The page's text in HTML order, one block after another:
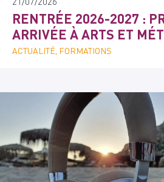
RENTRÉE 2026-2027 :
ARRIVÉE À ARTS ET
ACTUALITÉ, FORMATIONS